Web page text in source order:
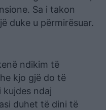
Sa i takon
duke u përmirësuar.
ndikim të
kjo gjë do të
kujdes ndaj
duhet të dini të